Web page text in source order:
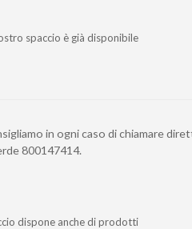
spaccio è già disponibile
in ogni caso di chiamare
800147414.
dispone anche di prodotti